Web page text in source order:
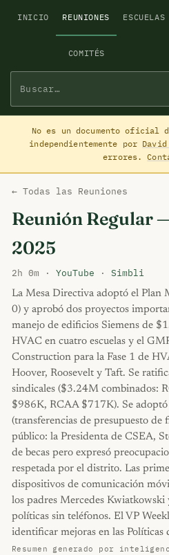
INICIO REUNIONES ESCUELAS
COMITÉS
No es un documento
independientemente por
errores.
← Todas las Reuniones
Reunión Regular
2025
2h 0m · YouTube · Simbli
La Mesa Directiva adoptó el Plan
0) y aprobó dos proyectos
manejo de edificios Siemens de
HVAC en cuatro escuelas y el
Construction para la Fase 1 de
Hoover, Roosevelt y Taft. Se
sindicales ($3.24M combinados:
$986K, RCAA $717K). Se adoptó
(transferencias de presupuesto de
público: la Presidenta de CSEA,
de becas pero expresó
respetada por el distrito. Las
dispositivos de comunicación
los padres Mercedes
políticas sin teléfonos. El VP
identificar mejoras en las Políticas
Resumen generado por